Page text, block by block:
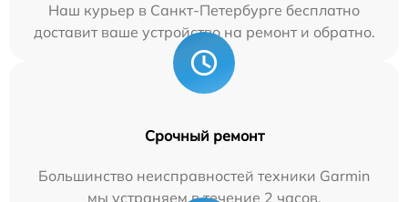
Наш курьер в Санкт-Петербурге бесплатно
доставит ваше устройство на ремонт и обратно.
Срочный ремонт
Большинство неисправностей техники Garmin
мы устраняем в течение 2 часов.